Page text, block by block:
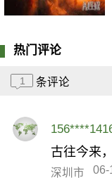
热门评论
1 条评论
古往今来
深圳市 06-